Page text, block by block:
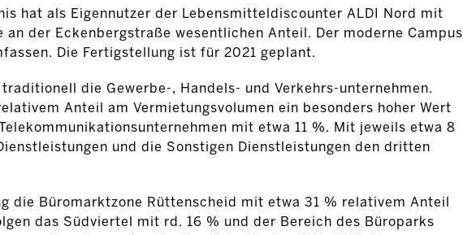
hat als Eigennutzer der Lebensmitteldiscounter ALDI Nord mit
der Eckenbergstraße wesentlichen Anteil. Der moderne Campus
Die Fertigstellung ist für 2021 geplant.
die Gewerbe-, Handels- und Verkehrs-unternehmen.
Anteil am Vermietungsvolumen ein besonders hoher Wert
mit etwa 11 %. Mit jeweils etwa 8
und die Sonstigen Dienstleistungen den dritten
die Büromarktzone Rüttenscheid mit etwa 31 % relativem Anteil
das Südviertel mit rd. 16 % und der Bereich des Büroparks